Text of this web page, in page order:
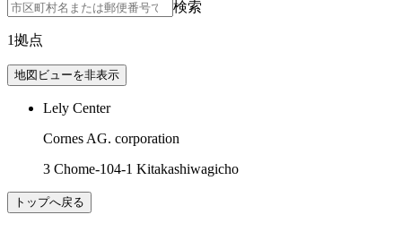
検索
1拠点
地図ビューを非表示
Lely Center
Cornes AG. corporation
3 Chome-104-1 Kitakashiwagicho
トップへ戻る